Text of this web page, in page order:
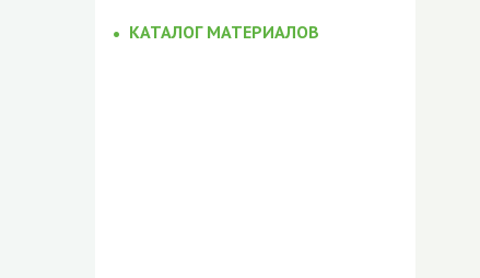
КАТАЛОГ МАТЕРИАЛОВ